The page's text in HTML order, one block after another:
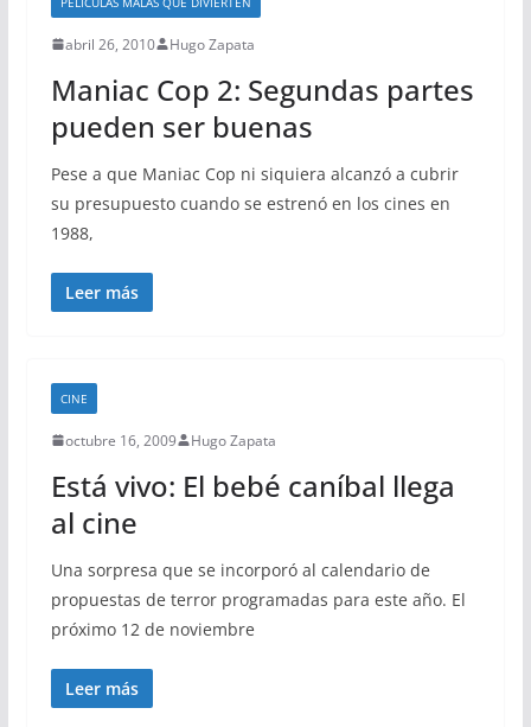
abril 26, 2010 Hugo Zapata
Maniac Cop 2: Segundas partes
pueden ser buenas
Pese a que Maniac Cop ni siquiera alcanzó a cubrir
su presupuesto cuando se estrenó en los cines en
1988,
Leer más
CINE
octubre 16, 2009 Hugo Zapata
Está vivo: El bebé caníbal llega
al cine
Una sorpresa que se incorporó al calendario de
propuestas de terror programadas para este año. El
próximo 12 de noviembre
Leer más